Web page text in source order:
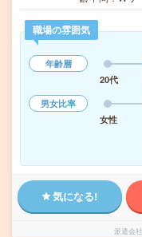
職場の雰囲気
年齢層
20代
男女比率
女性
気になる!
派遣会社